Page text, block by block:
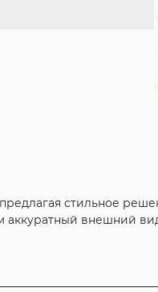
стильное
аккуратный внешний